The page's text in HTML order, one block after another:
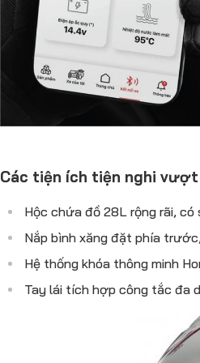
Các tiện ích tiện nghi
Hộc chứa đồ 28L rộng rãi, có
Nắp bình xăng đặt phía
Hệ thống khóa thông minh
Tay lái tích hợp công tắc đa